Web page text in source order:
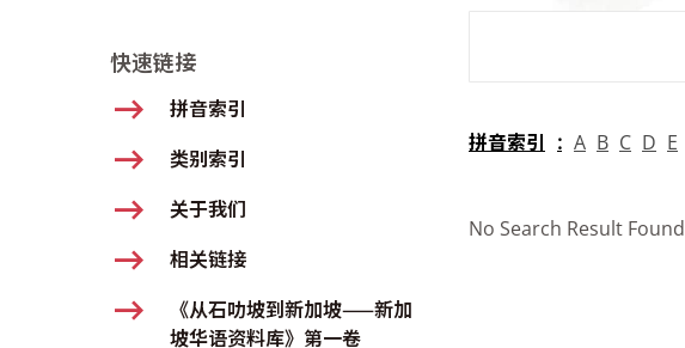
快速链接
拼音索引
类别索引
关于我们
相关链接
《从石叻坡到新加坡——新加
坡华语资料库》第一卷
拼音索引 A B C D E
No Search Result Found